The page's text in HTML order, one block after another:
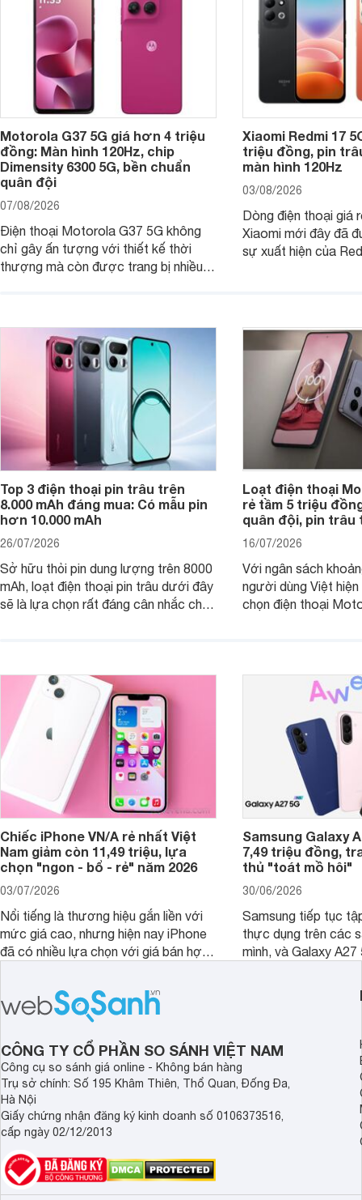
Motorola G37 5G giá hơn 4 triệu
đồng: Màn hình 120Hz, chip
Dimensity 6300 5G, bền chuẩn
quân đội
07/08/2026
Điện thoại Motorola G37 5G không
chỉ gây ấn tượng với thiết kế thời
thượng mà còn được trang bị nhiều
Xiaomi Redmi 17
triệu đồng, pin
màn hình 120Hz
03/08/2026
Dòng điện thoại giá
Xiaomi mới đây đã
sự xuất hiện của
Top 3 điện thoại pin trâu trên
8.000 mAh đáng mua: Có mẫu pin
hơn 10.000 mAh
26/07/2026
Sở hữu thỏi pin dung lượng trên 8000
mAh, loạt điện thoại pin trâu dưới đây
sẽ là lựa chọn rất đáng cân nhắc cho
Loạt điện thoại
rẻ tầm 5 triệu
quân đội, pin trâu
16/07/2026
Với ngân sách
người dùng Việt
chọn điện thoại
Chiếc iPhone VN/A rẻ nhất Việt
Nam giảm còn 11,49 triệu, lựa
chọn "ngon - bổ - rẻ" năm 2026
03/07/2026
Nổi tiếng là thương hiệu gắn liền với
mức giá cao, nhưng hiện nay iPhone
đã có nhiều lựa chọn với giá bán hợp
cận sản phẩm chính hãng.
Samsung Galaxy
7,49 triệu đồng,
thủ "toát mồ hôi"
30/06/2026
Samsung tiếp tục
thực dụng trên các
mình, và Galaxy
tới cho người dùng
lượng với nhiều
CÔNG TY CỔ PHẦN SO SÁNH VIỆT NAM
Công cụ so sánh giá online - Không bán hàng
Trụ sở chính: Số 195 Khâm Thiên, Thổ Quan, Đống Đa,
Hà Nội
Giấy chứng nhận đăng ký kinh doanh số 0106373516,
cấp ngày 02/12/2013